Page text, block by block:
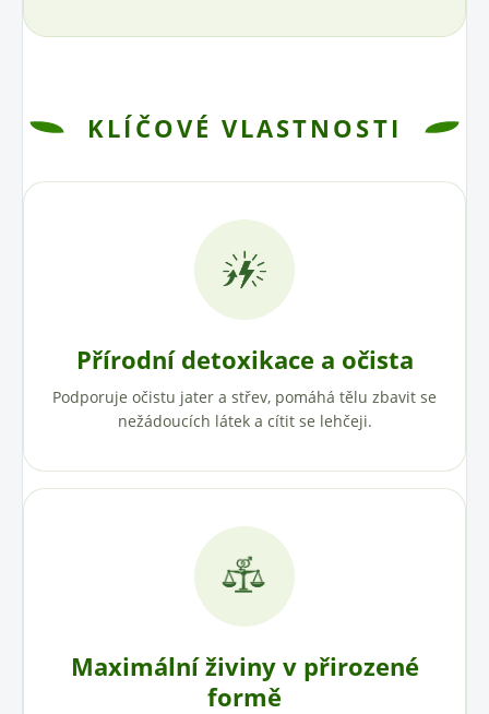
KLÍČOVÉ VLASTNOSTI
Přírodní detoxikace a očista
Podporuje očistu jater a střev, pomáhá tělu zbavit se
nežádoucích látek a cítit se lehčeji.
Maximální živiny v přirozené
formě